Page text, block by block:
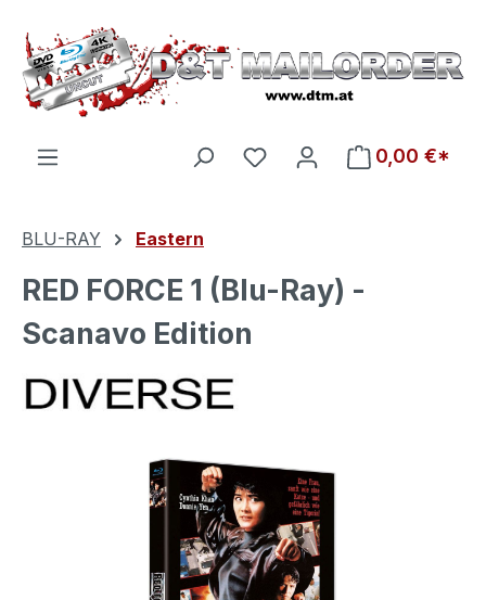
Zum Hauptinhalt springen
Du hast 0 Produkte auf
0,00 €*
BLU-RAY Eastern
RED FORCE 1 (Blu-Ray) -
Scanavo Edition
Bildergalerie überspringen